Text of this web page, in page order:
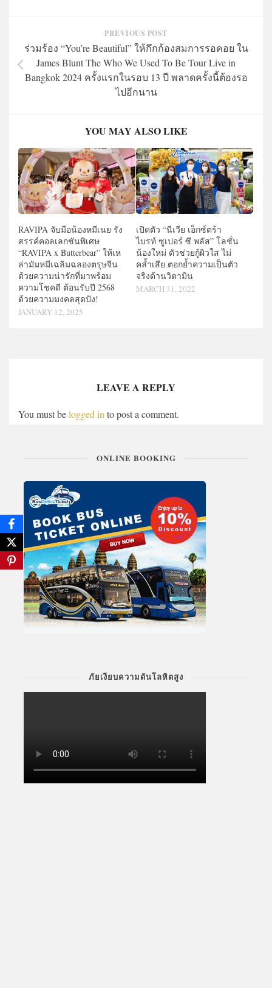
PREVIOUS POST
ร่วมร้อง “You’re Beautiful” ให้กึกก้องสมการรอคอย ใน
James Blunt The Who We Used To Be Tour Live in
Bangkok 2024 ครั้งแรกในรอบ 13 ปี พลาดครั้งนี้ต้องรอ
ไปอีกนาน
YOU MAY ALSO LIKE
RAVIPA จับมือน้องหมีเนย รัง
สรรค์คอลเลกชันพิเศษ
“RAVIPA x Butterbear” ให้เห
ล่ามัมหมีเฉลิมฉลองตรุษจีน
ด้วยความน่ารักที่มาพร้อม
ความโชคดี ต้อนรับปี 2568
ด้วยความมงคลสุดปัง!
JANUARY 12, 2025
เปิดตัว “นีเวีย เอ็กซ์ตร้า
ไบรท์ ซูเปอร์ ซี พลัส” โลชั่น
น้องใหม่ ตัวช่วยกู้ผิวใส ไม่
คล้ำเสีย ตอกย้ำความเป็นตัว
จริงด้านวิตามิน
MARCH 31, 2022
LEAVE A REPLY
You must belogged in to post a comment.
ONLINE BOOKING
ภัยเงียบความดันโลหิตสูง